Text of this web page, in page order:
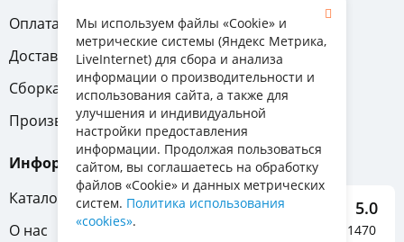
Оплата
Вопрос-ответ
Доставка
Обмен и возврат
Сборка
Гарантия
Производители
Информация
Каталог мебели
О нас
5.0
Отзывы о нас 1470
Мы используем файлы «Cookie» и
метрические системы (Яндекс Метрика,
LiveInternet) для сбора и анализа
информации о производительности и
использования сайта, а также для
улучшения и индивидуальной
настройки предоставления
информации. Продолжая пользоваться
сайтом, вы соглашаетесь на обработку
файлов «Cookie» и данных метрических
систем. Политика использования
«cookies».